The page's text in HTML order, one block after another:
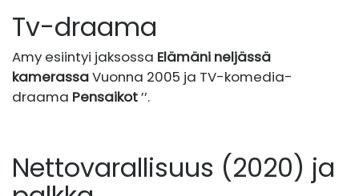
Tv-draama
Amy esiintyi jaksossa Elämäni neljässä
kamerassaVuonna 2005 ja TV-komedia-
draama Pensaikot’’.
Nettovarallisuus (2020) ja